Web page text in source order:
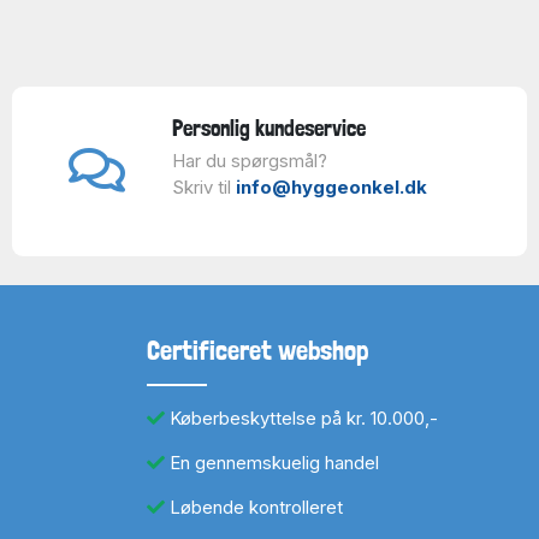
Personlig kundeservice
Har du spørgsmål?
Skriv til info@hyggeonkel.dk
Certificeret webshop
Køberbeskyttelse på kr. 10.000,-
En gennemskuelig handel
Løbende kontrolleret